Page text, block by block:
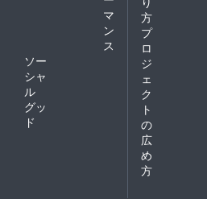
マ
ン
ス
ソー
シャ
ル
グッ
ド
方
プ
ロ
ジ
ェ
ク
ト
の
広
め
方